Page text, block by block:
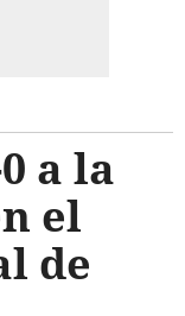
a la
el
de